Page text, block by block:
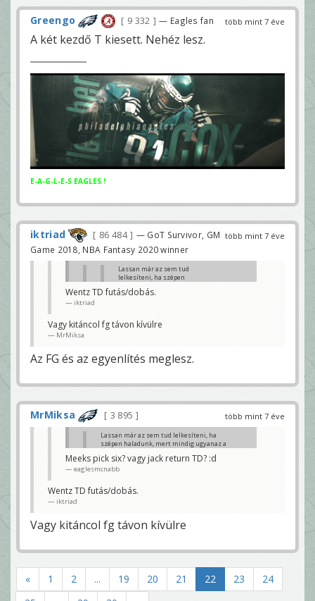
több mint 7 éve
Greengo 9 332 — Eagles fan
A két kezdő T kiesett. Nehéz lesz.
E-A-G-L-E-S EAGLES !
több mint 7 éve
iktriad 86 484
— GoT Survivor, GM
Game 2018, NBA Fantasy 2020 winner
Lassan már az sem tud
lelkesíteni, ha szépen
ugyanaz a vége...
Ebből TD lesz.
iktriad
eaglesmcnabb
Wentz TD futás/dobás.
iktriad
Vagy kitáncol fg távon kívülre
MrMiksa
Az FG és az egyenlítés meglesz.
több mint 7 éve
MrMiksa 3 895
Lassan már az sem tud lelkesíteni, ha
szépen haladunk, mert mindig ugyanaz a
MrMiksa
iktriad
Meeks pick six? vagy jack return TD? :d
eaglesmcnabb
Wentz TD futás/dobás.
iktriad
Vagy kitáncol fg távon kívülre
« 1 2 ... 19 20 21 22 23
24